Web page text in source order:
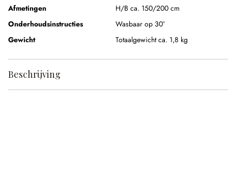
Afmetingen
H/B ca. 150/200 cm
Onderhoudsinstructies
Wasbaar op 30°
Gewicht
Totaalgewicht ca. 1,8 kg
Beschrijving